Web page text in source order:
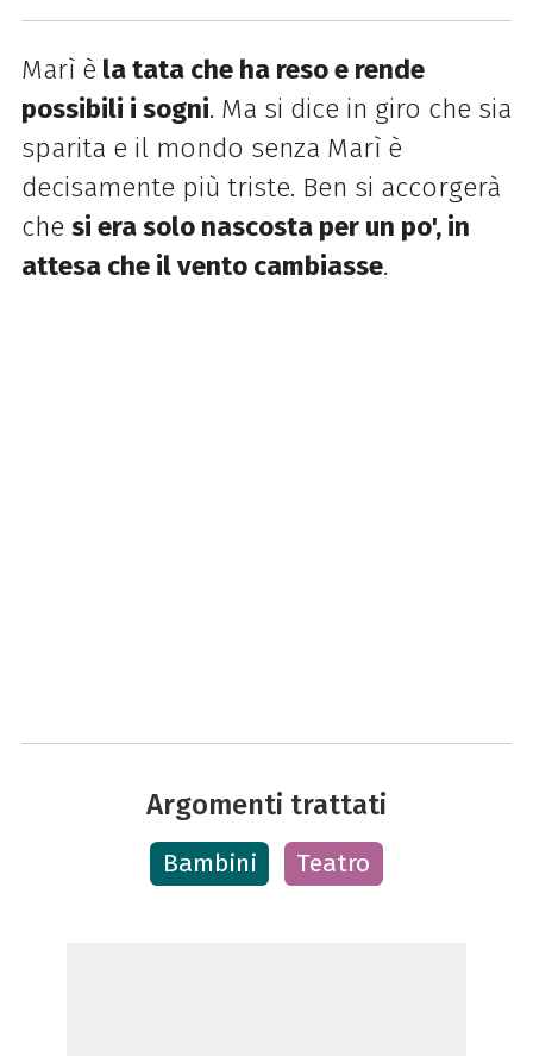
Marì è la tata che ha reso e rende
possibili i sogni. Ma si dice in giro che sia
sparita e il mondo senza Marì è
decisamente più triste. Ben si accorgerà
che si era solo nascosta per un po', in
attesa che il vento cambiasse.
Argomenti trattati
Bambini Teatro